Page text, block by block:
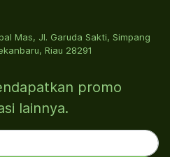
Mas, Jl. Garuda Sakti, Simpang
Riau 28291
promo
lainnya.